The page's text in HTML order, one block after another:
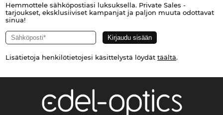
Hemmottele sähköpostiasi luksuksella. Private Sales -
tarjoukset, eksklusiiviset kampanjat ja paljon muuta odottavat
sinua!
Lisätietoja henkilötietojesi käsittelystä löydät täältä.